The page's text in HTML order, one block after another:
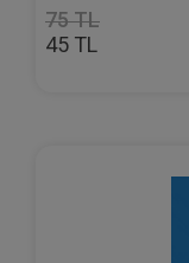
75 TL
45 TL